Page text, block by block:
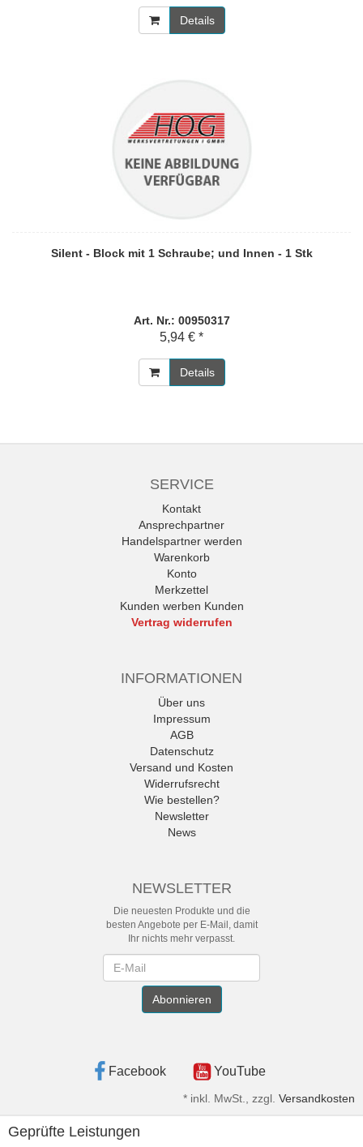
Details
Silent - Block mit 1 Schraube; und Innen - 1 Stk
Art. Nr.: 00950317
5,94 € *
Details
SERVICE
Kontakt
Ansprechpartner
Handelspartner werden
Warenkorb
Konto
Merkzettel
Kunden werben Kunden
Vertrag widerrufen
INFORMATIONEN
Über uns
Impressum
AGB
Datenschutz
Versand und Kosten
Widerrufsrecht
Wie bestellen?
Newsletter
News
NEWSLETTER
Die neuesten Produkte und die
besten Angebote per E-Mail, damit
Ihr nichts mehr verpasst.
Abonnieren
Facebook YouTube
* inkl. MwSt., zzgl. Versandkosten
Geprüfte Leistungen